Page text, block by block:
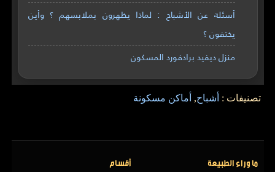
أسئلة عن الأشباح : لماذا يظهرون بملابسهم ؟ وأين
يختفون ؟
منزل ديفيد برادفورد المسكون
تصنيفات : أشباح, أماكن مسكونة
ما وراء الطبيعة أقسام